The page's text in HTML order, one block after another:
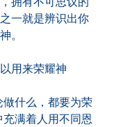
一就是辨识出你
。
用来荣耀神
什么，都要为荣
充满着人用不同恩